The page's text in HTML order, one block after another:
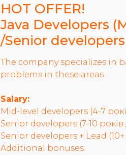
HOT OFFER!
Java Developers
/Senior
The company specializes in
problems in these areas.
Salary:
Mid-level developers (4-7
Senior developers (7-10
Senior developers + Lead
Additional bonuses: